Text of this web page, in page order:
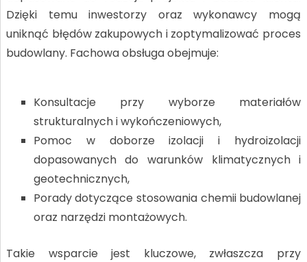
Dzięki temu inwestorzy oraz wykonawcy mogą
uniknąć błędów zakupowych i zoptymalizować proces
budowlany. Fachowa obsługa obejmuje:
Konsultacje przy wyborze materiałów
strukturalnych i wykończeniowych,
Pomoc w doborze izolacji i hydroizolacji
dopasowanych do warunków klimatycznych i
geotechnicznych,
Porady dotyczące stosowania chemii budowlanej
oraz narzędzi montażowych.
Takie wsparcie jest kluczowe, zwłaszcza przy